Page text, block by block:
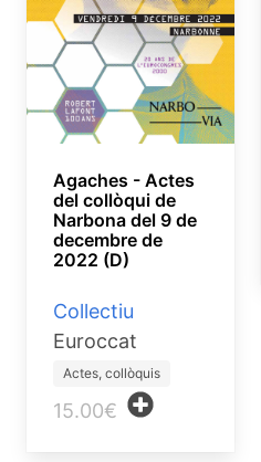
Agaches - Actes
del collòqui de
Narbona del 9 de
decembre de
2022 (D)
Collectiu
Euroccat
Actes, collòquis
15.00€